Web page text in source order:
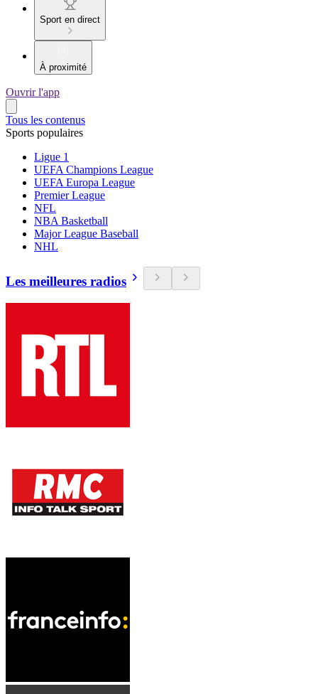
Sport en direct
À proximité
Ouvrir l'app
Tous les contenus
Sports populaires
Ligue 1
UEFA Champions League
UEFA Europa League
Premier League
NFL
NBA Basketball
Major League Baseball
NHL
Les meilleures radios